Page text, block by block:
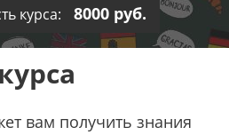
курса: 8000 руб.
вам получить знания